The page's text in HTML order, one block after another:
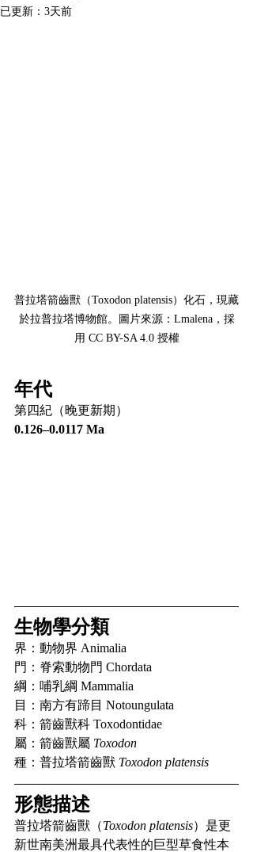
已更新： 3天前
普拉塔箭齒獸（Toxodon platensis）化石，現藏
於拉普拉塔博物館。圖片來源：Lmalena，採
用 CC BY-SA 4.0 授權
年代
第四紀（晚更新期）
0.126–0.0117 Ma
生物學分類
界：動物界 Animalia
門：脊索動物門 Chordata
綱：哺乳綱 Mammalia
目：南方有蹄目 Notoungulata
科：箭齒獸科 Toxodontidae
屬：箭齒獸屬 Toxodon
種：普拉塔箭齒獸 Toxodon platensis
形態描述
普拉塔箭齒獸（Toxodon platensis）是更
新世南美洲最具代表性的巨型草食性本